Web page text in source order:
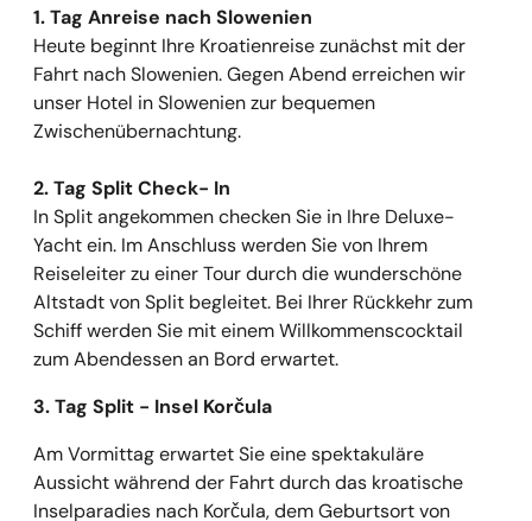
1. Tag Anreise nach Slowenien
Heute beginnt Ihre Kroatienreise zunächst mit der
Fahrt nach Slowenien. Gegen Abend erreichen wir
unser Hotel in Slowenien zur bequemen
Zwischenübernachtung.
2. Tag Split Check- In
In Split angekommen checken Sie in Ihre Deluxe-
Yacht ein. Im Anschluss werden Sie von Ihrem
Reiseleiter zu einer Tour durch die wunderschöne
Altstadt von Split begleitet. Bei Ihrer Rückkehr zum
Schiff werden Sie mit einem Willkommenscocktail
zum Abendessen an Bord erwartet.
3. Tag Split - Insel Korčula
Am Vormittag erwartet Sie eine spektakuläre
Aussicht während der Fahrt durch das kroatische
Inselparadies nach Korčula, dem Geburtsort von